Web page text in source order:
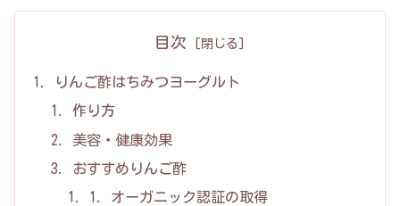
目次
りんご酢はちみつヨーグルト
作り方
美容・健康効果
おすすめりんご酢
1. オーガニック認証の取得